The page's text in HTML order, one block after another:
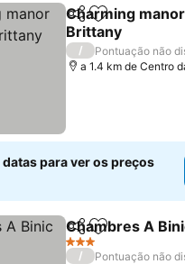
PartilharAdicionar
Charming
Brittany
Ver preços
/
Pontuação não
a 1.4 km de Centro
datas para ver os preços
PartilharAdicionar
Chambres A
3 Estrelas
/
Pontuação não